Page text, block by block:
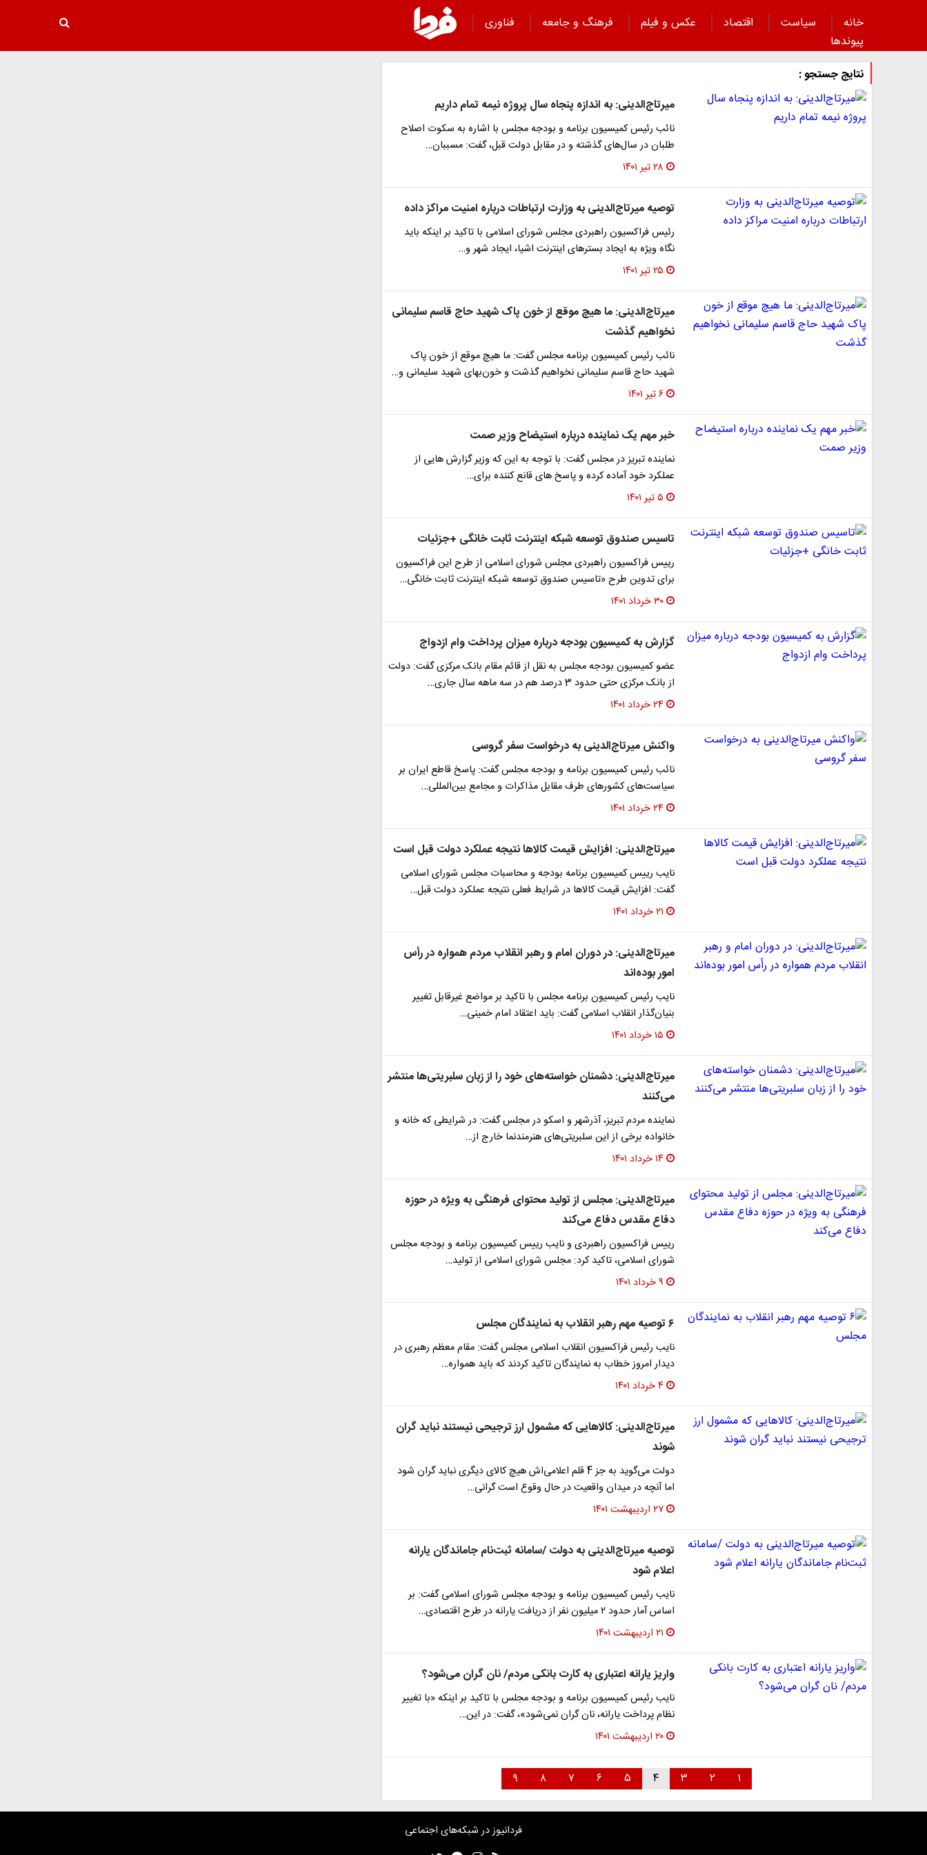
خانه سیاست اقتصاد عکس و فیلم فرهنگ و جامعه
فناوری
پیوند‌ها
نتایج جستجو :
میرتاج‌الدینی: به اندازه پنجاه سال پروژه نیمه تمام داریم
نائب رئیس کمیسیون برنامه و بودجه مجلس با اشاره به سکوت اصلاح
طلبان در سال‌های گذشته و در مقابل دولت قبل، گفت: مسببان…
۲۸ تیر ۱۴۰۱
توصیه میرتاج‌الدینی به وزارت ارتباطات درباره امنیت مراکز داده
رئیس فراکسیون راهبردی مجلس شورای اسلامی با تاکید بر اینکه باید
نگاه ویژه‌ به ایجاد بسترهای اینترنت اشیا، ایجاد شهر و…
۲۵ تیر ۱۴۰۱
میرتاج‌الدینی: ما هیچ موقع از خون پاک شهید حاج قاسم سلیمانی
نخواهیم گذشت
نائب رئیس کمیسیون برنامه مجلس گفت: ما هیچ موقع از خون پاک
شهید حاج قاسم سلیمانی نخواهیم گذشت و خون‌بهای شهید سلیمانی و…
۶ تیر ۱۴۰۱
خبر مهم یک نماینده درباره استیضاح وزیر صمت
نماینده تبریز در مجلس گفت: با توجه به این که وزیر گزارش هایی از
عملکرد خود آماده کرده و پاسخ های قانع کننده برای…
۵ تیر ۱۴۰۱
تاسیس صندوق توسعه شبکه اینترنت ثابت خانگی +جزئیات
‌رییس فراکسیون راهبردی مجلس شورای اسلامی از طرح این فراکسیون
برای تدوین طرح «تاسیس صندوق توسعه شبکه اینترنت ثابت خانگی…
۳۰ خرداد ۱۴۰۱
گزارش به کمیسیون بودجه درباره میزان پرداخت وام ازدواج
عضو کمیسیون بودجه مجلس به نقل از قائم مقام بانک مرکزی گفت: دولت
از بانک مرکزی حتی حدود 3 درصد هم در سه ماهه سال جاری…
۲۴ خرداد ۱۴۰۱
واکنش میرتاج‌الدینی به درخواست سفر گروسی
نائب رئیس کمیسیون برنامه و بودجه مجلس گفت: پاسخ‌ قاطع ایران بر
سیاست‌های کشورهای طرف مقابل مذاکرات و مجامع بین‌المللی…
۲۴ خرداد ۱۴۰۱
میرتاج‌الدینی: افزایش قیمت کالاها نتیجه عملکرد دولت قبل است
نایب رییس کمیسیون برنامه بودجه و محاسبات مجلس شورای اسلامی
گفت: افزایش قیمت کالاها در شرایط فعلی نتیجه عملکرد دولت قبل…
۲۱ خرداد ۱۴۰۱
میرتاج‌الدینی: در دوران امام و رهبر انقلاب مردم همواره در رأس
امور بوده‌اند
نایب رئیس کمیسیون برنامه مجلس با تاکید بر مواضع غیرقابل تغییر
بنیان‌گذار انقلاب اسلامی گفت: باید اعتقاد امام خمینی…
۱۵ خرداد ۱۴۰۱
میرتاج‌الدینی: دشمنان خواسته‌های خود را از زبان سلبریتی‌ها منتشر
می‌کنند
نماینده مردم تبریز، آذرشهر و اسکو در مجلس گفت: در شرایطی که خانه و
خانواده برخی از این سلبریتی‌های هنرمندنما خارج از…
۱۴ خرداد ۱۴۰۱
میرتاج‌الدینی: مجلس از تولید محتوای فرهنگی به ویژه در حوزه
دفاع مقدس دفاع می‌کند
رییس فراکسیون راهبردی و نایب رییس کمیسیون برنامه و بودجه مجلس
شورای اسلامی، تاکید کرد: مجلس شورای اسلامی از تولید…
۹ خرداد ۱۴۰۱
۶ توصیه مهم رهبر انقلاب به نمایندگان مجلس
نایب رئیس فراکسیون انقلاب اسلامی مجلس گفت: مقام معظم رهبری در
دیدار امروز خطاب به نمایندگان تاکید کردند که باید همواره…
۴ خرداد ۱۴۰۱
میرتاج‌الدینی: کالاهایی که مشمول ارز ترجیحی نیستند نباید گران
شوند
دولت می‌گوید به جز 4 قلم اعلامی‌اش هیچ کالای دیگری نباید گران شود
اما آنچه در میدان واقعیت در حال وقوع است گرانی…
۲۷ اردیبهشت ۱۴۰۱
توصیه میرتاج‌الدینی به دولت /سامانه ثبت‌نام جاماندگان یارانه
اعلام شود
نایب رئیس کمیسیون برنامه و بودجه مجلس شورای اسلامی گفت: بر
اساس آمار حدود ۲ میلیون نفر از دریافت یارانه در طرح اقتصادی…
۲۱ اردیبهشت ۱۴۰۱
واریز یارانه اعتباری به کارت بانکی مردم/ نان گران می‌شود؟
نایب رئیس کمیسیون برنامه و بودجه مجلس با تاکید بر اینکه «با تغییر
نظام پرداخت یارانه، نان گران نمی‌شود»، گفت: در این…
۲۰ اردیبهشت ۱۴۰۱
۱ ۲ ۳ ۴ ۵ ۶ ۷ ۸ ۹
فردانیوز در شبکه‌های اجتماعی